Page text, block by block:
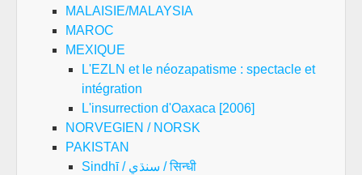
MALAISIE/MALAYSIA
MAROC
MEXIQUE
L'EZLN et le néozapatisme : spectacle et
intégration
L'insurrection d'Oaxaca [2006]
NORVEGIEN / NORSK
PAKISTAN
Sindhī / سنڌي / सिन्धी